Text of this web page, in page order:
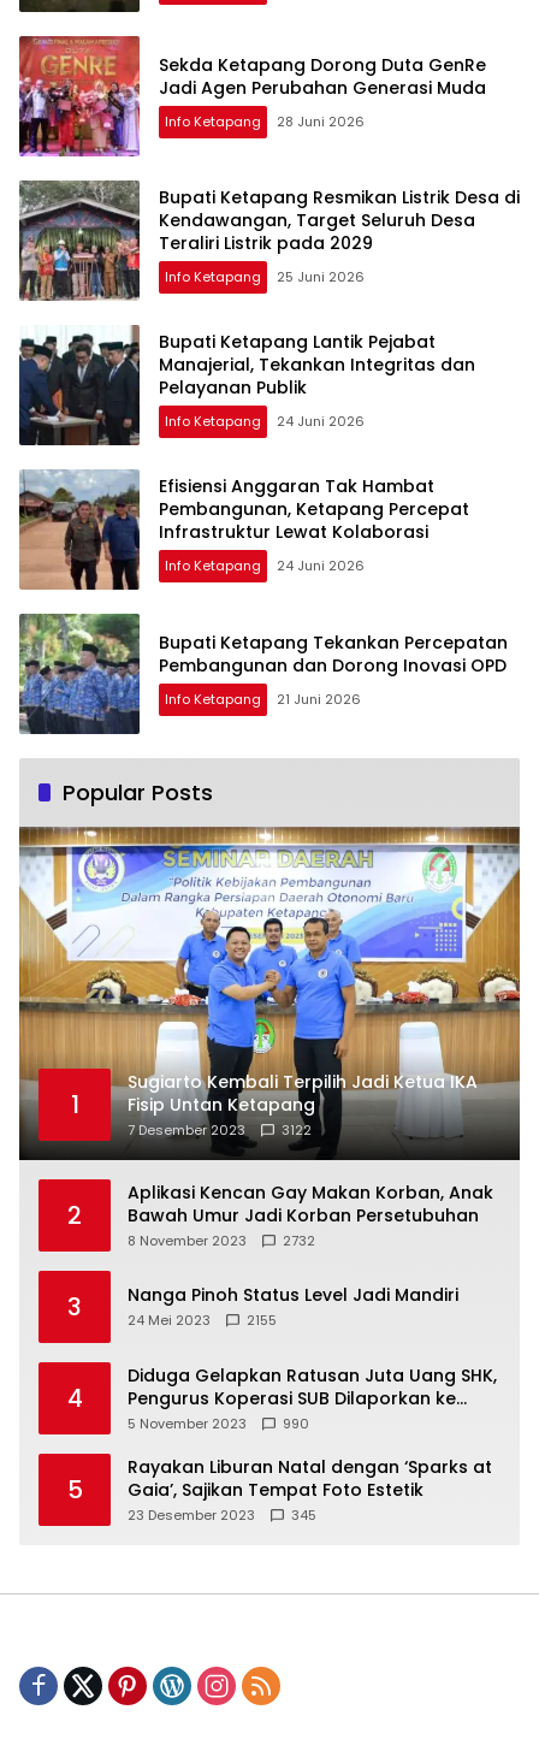
Sekda Ketapang Dorong Duta GenRe
Jadi Agen Perubahan Generasi Muda
Info Ketapang 28 Juni 2026
Bupati Ketapang Resmikan Listrik Desa di
Kendawangan, Target Seluruh Desa
Teraliri Listrik pada 2029
Info Ketapang 25 Juni 2026
Bupati Ketapang Lantik Pejabat
Manajerial, Tekankan Integritas dan
Pelayanan Publik
Info Ketapang 24 Juni 2026
Efisiensi Anggaran Tak Hambat
Pembangunan, Ketapang Percepat
Infrastruktur Lewat Kolaborasi
Info Ketapang 24 Juni 2026
Bupati Ketapang Tekankan Percepatan
Pembangunan dan Dorong Inovasi OPD
Info Ketapang 21 Juni 2026
Popular Posts
1
Sugiarto Kembali Terpilih Jadi Ketua IKA
Fisip Untan Ketapang
7 Desember 2023 3122
2
Aplikasi Kencan Gay Makan Korban, Anak
Bawah Umur Jadi Korban Persetubuhan
8 November 2023 2732
3 Nanga Pinoh Status Level Jadi Mandiri
24 Mei 2023 2155
4
Diduga Gelapkan Ratusan Juta Uang SHK,
Pengurus Koperasi SUB Dilaporkan ke
Polisi
5 November 2023 990
5
Rayakan Liburan Natal dengan ‘Sparks at
Gaia’, Sajikan Tempat Foto Estetik
23 Desember 2023 345